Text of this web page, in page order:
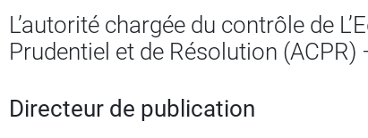
L’autorité chargée du contrôle de
Prudentiel et de Résolution
Directeur de publication